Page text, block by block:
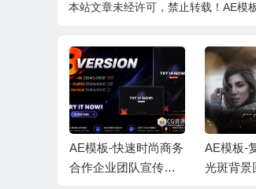
本站文章未经许可，禁止转载！ AE模
AE模板-快速时尚商务
合作企业团队宣传片
AE模板-
光斑背景